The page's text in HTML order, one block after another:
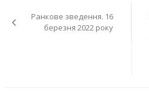
записів
Ранкове зведення. 16
березня 2022 року